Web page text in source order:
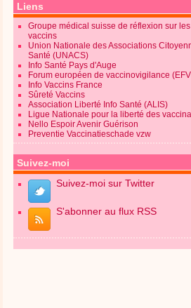
Liens
Groupe médical suisse de réflexion sur les
vaccins
Union Nationale des Associations
Santé (UNACS)
Info Santé Pays d'Auge
Forum européen de vaccinovigilance
Info Vaccins France
Sûreté Vaccins
Association Liberté Info Santé (ALIS)
Ligue Nationale pour la liberté des
Nello Espoir Avenir Guérison
Preventie Vaccinatieschade vzw
Suivez-moi
Suivez-moi sur Twitter
S'abonner au flux RSS